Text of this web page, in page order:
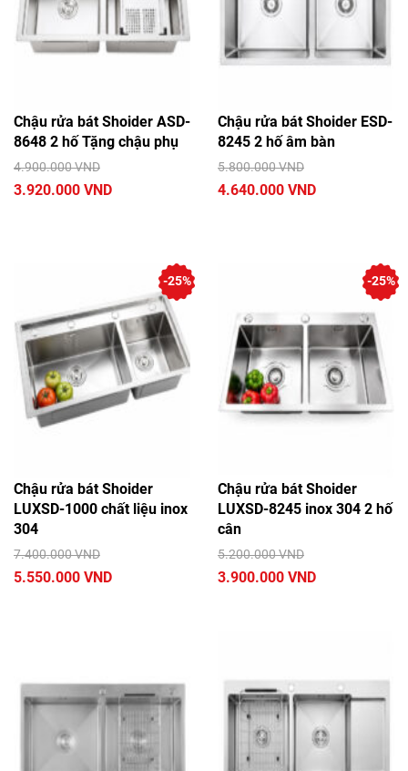
Chậu rửa bát Shoider ASD-
8648 2 hố Tặng chậu phụ
4.900.000 VND
3.920.000 VND
Chậu rửa bát Shoider ESD-
8245 2 hố âm bàn
5.800.000 VND
4.640.000 VND
Chậu rửa bát Shoider
LUXSD-1000 chất liệu inox
304
7.400.000 VND
5.550.000 VND
-25%
Chậu rửa bát Shoider
LUXSD-8245 inox 304 2 hố
cân
5.200.000 VND
3.900.000 VND
-25%